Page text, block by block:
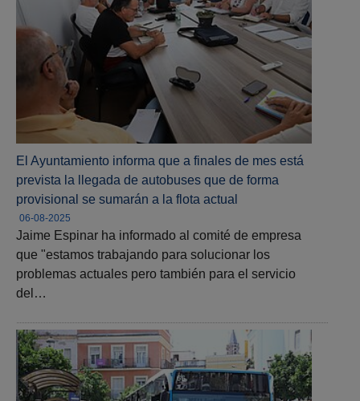
El Ayuntamiento informa que a finales de mes está
prevista la llegada de autobuses que de forma
provisional se sumarán a la flota actual
06-08-2025
Jaime Espinar ha informado al comité de empresa
que "estamos trabajando para solucionar los
problemas actuales pero también para el servicio
del…